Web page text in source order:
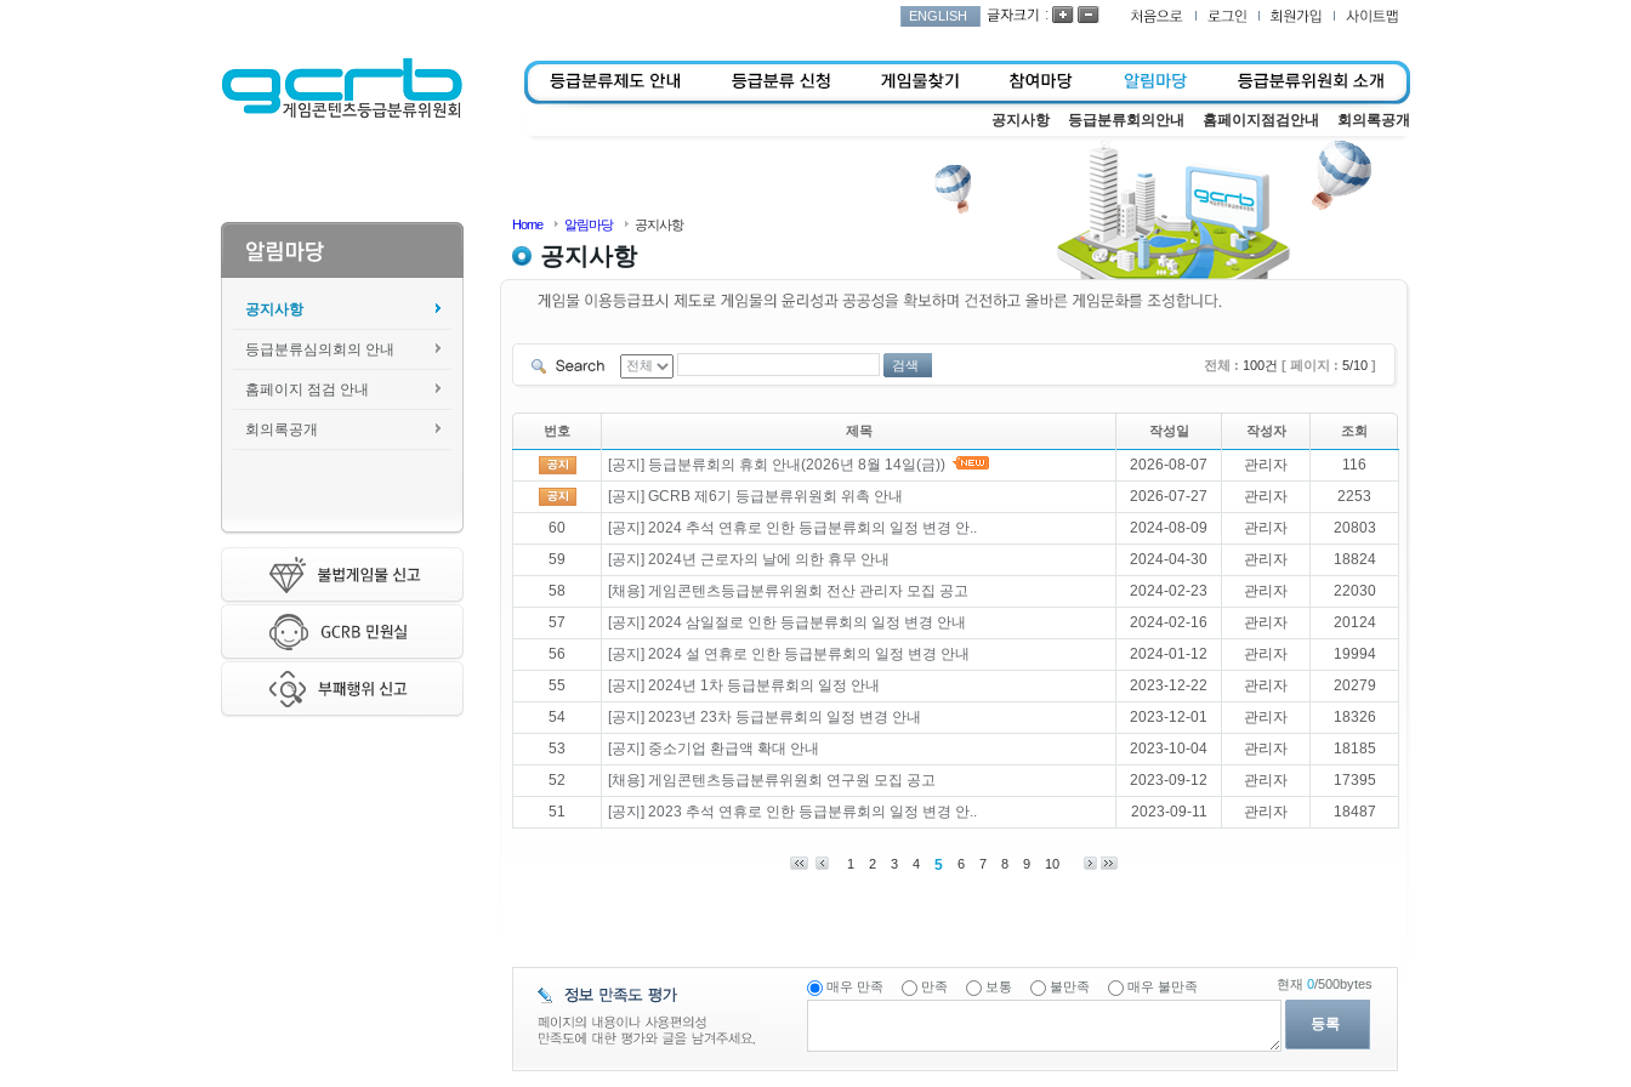
ENGLISH :
공지사항 등급분류회의안내 홈페이지점검안내 회의록공개
공지사항
등급분류심의회의 안내
홈페이지 점검 안내
회의록공개
Home 알림마당 공지사항
공지사항
검색 전체 : 100건 [ 페이지 : 5/10 ]
번호 제목 작성일 작성자 조회
[공지] 등급분류회의 휴회 안내(2026년 8월 14일(금)) 2026-08-07 관리자
116
[공지] GCRB 제6기 등급분류위원회 위촉 안내
2026-07-27 관리자
2253
60
[공지] 2024 추석 연휴로 인한 등급분류회의 일정 변경 안.. 2024-08-09 관리자
20803
59
[공지] 2024년 근로자의 날에 의한 휴무 안내 2024-04-30 관리자
18824
58
[채용] 게임콘텐츠등급분류위원회 전산 관리자 모집 공고 2024-02-23 관리자
22030
57
[공지] 2024 삼일절로 인한 등급분류회의 일정 변경 안내 2024-02-16 관리자
20124
56
[공지] 2024 설 연휴로 인한 등급분류회의 일정 변경 안내 2024-01-12 관리자
19994
55
[공지] 2024년 1차 등급분류회의 일정 안내 2023-12-22 관리자
20279
54
[공지] 2023년 23차 등급분류회의 일정 변경 안내 2023-12-01 관리자
18326
53
[공지] 중소기업 환급액 확대 안내 2023-10-04 관리자
18185
52
[채용] 게임콘텐츠등급분류위원회 연구원 모집 공고 2023-09-12 관리자
17395
51
[공지] 2023 추석 연휴로 인한 등급분류회의 일정 변경 안.. 2023-09-11 관리자 18487
1 2 3 4 5 6 7 8 9 10
매우 만족 만족 보통 불만족 매우 불만족
등록
현재 0/500bytes